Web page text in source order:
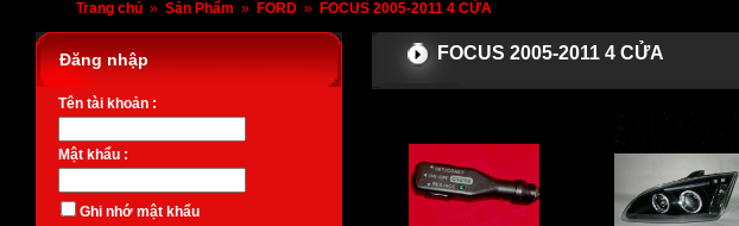
Trang chủ » Sản Phẩm » FORD » FOCUS 2005-2011 4 CỬA
Đăng nhập
Tên tài khoản :
Mật khẩu :
Ghi nhớ mật khẩu
FOCUS 2005-2011 4 CỬA